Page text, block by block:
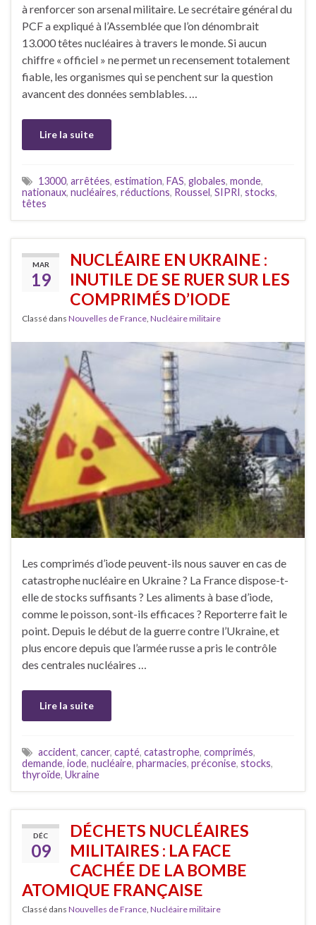
à renforcer son arsenal militaire. Le secrétaire général du
PCF a expliqué à l’Assemblée que l’on dénombrait
13.000 têtes nucléaires à travers le monde. Si aucun
chiffre « officiel » ne permet un recensement totalement
fiable, les organismes qui se penchent sur la question
avancent des données semblables. …
Lire la suite
13000, arrêtées, estimation, FAS, globales, monde,
nationaux, nucléaires, réductions, Roussel, SIPRI, stocks,
têtes
MAR
19
NUCLÉAIRE EN UKRAINE :
INUTILE DE SE RUER SUR LES
COMPRIMÉS D’IODE
Classé dans Nouvelles de France, Nucléaire militaire
Les comprimés d’iode peuvent-ils nous sauver en cas de
catastrophe nucléaire en Ukraine ? La France dispose-t-
elle de stocks suffisants ? Les aliments à base d’iode,
comme le poisson, sont-ils efficaces ? Reporterre fait le
point. Depuis le début de la guerre contre l’Ukraine, et
plus encore depuis que l’armée russe a pris le contrôle
des centrales nucléaires …
Lire la suite
accident, cancer, capté, catastrophe, comprimés,
demande, iode, nucléaire, pharmacies, préconise, stocks,
thyroïde, Ukraine
DÉC
09
DÉCHETS NUCLÉAIRES
MILITAIRES : LA FACE
CACHÉE DE LA BOMBE
ATOMIQUE FRANÇAISE
Classé dans Nouvelles de France Nucléaire militaire